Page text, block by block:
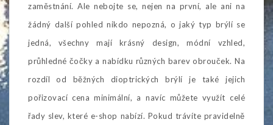
zaměstnání. Ale nebojte se, nejen na první, ale ani na
žádný další pohled nikdo nepozná, o jaký typ brýlí se
jedná, všechny mají krásný design, módní vzhled,
průhledné čočky a nabídku různých barev obrouček. Na
rozdíl od běžných dioptrických brýlí je také jejich
pořizovací cena minimální, a navíc můžete využít celé
řady slev, které e-shop nabízí. Pokud trávíte pravidelně